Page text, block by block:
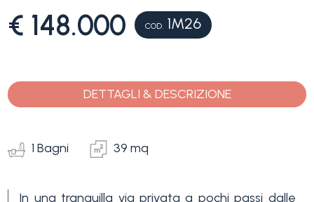
€ 148.000 COD. 1M26
DETTAGLI & DESCRIZIONE
1 Bagni 39 mq
In una tranquilla via privata a pochi passi dalle
Contatti
Residenziali